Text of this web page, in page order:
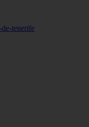
de-tenerife